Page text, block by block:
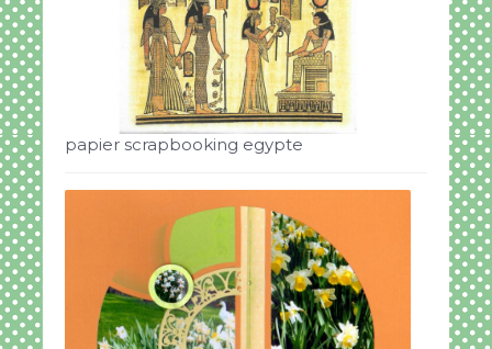
papier scrapbooking egypte